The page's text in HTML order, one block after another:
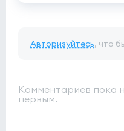
Авторизуйтесь, что
Комментариев пока
первым.